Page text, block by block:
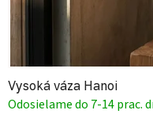
Vysoká váza Hanoi
Odosielame do 7-14 prac.